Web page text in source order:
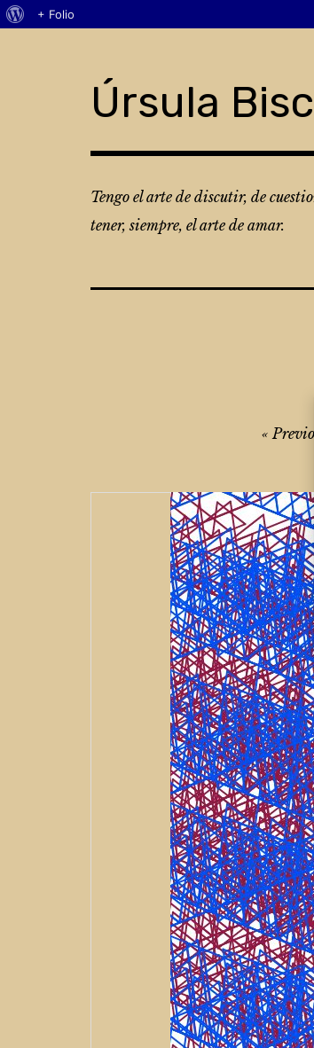
Úrsula
Tengo el arte de discutir, de
tener, siempre, el arte de amar.
entradas
Acerca
+ Folio